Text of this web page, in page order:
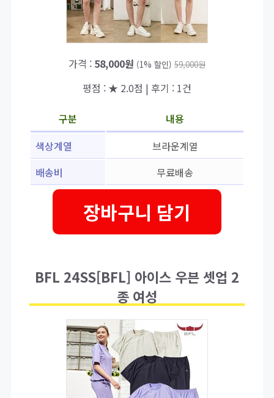
가격 : 58,000원 (1% 할인) 59,000원
평점 : ★ 2.0점 | 후기 : 1건
구분
내용
색상계열
브라운계열
배송비
무료배송
장바구니 담기
BFL 24SS[BFL] 아이스 우븐 셋업 2
종 여성